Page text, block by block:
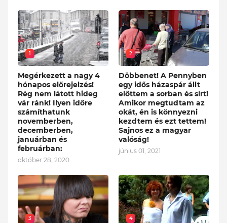
1
Megérkezett a nagy 4
hónapos előrejelzés!
Rég nem látott hideg
vár ránk! Ilyen időre
számíthatunk
novemberben,
decemberben,
januárban és
februárban:
október 28, 2020
2
Döbbenet! A Pennyben
egy idős házaspár állt
előttem a sorban és sírt!
Amikor megtudtam az
okát, én is könnyezni
kezdtem és ezt tettem!
Sajnos ez a magyar
valóság!
június 01, 2021
3 4